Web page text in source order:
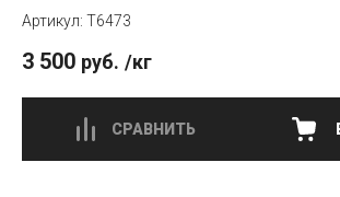
T6473
3 500 руб. /кг